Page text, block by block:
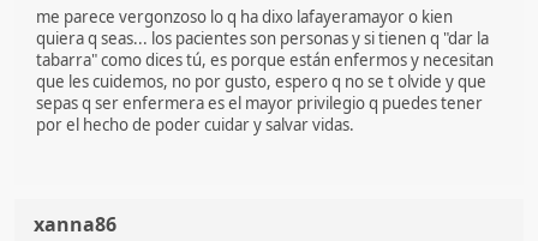
me parece vergonzoso lo q ha dixo lafayeramayor o kien
quiera q seas... los pacientes son personas y si tienen q "dar la
tabarra" como dices tú, es porque están enfermos y necesitan
que les cuidemos, no por gusto, espero q no se t olvide y que
sepas q ser enfermera es el mayor privilegio q puedes tener
por el hecho de poder cuidar y salvar vidas.
xanna86